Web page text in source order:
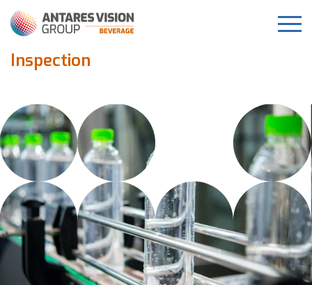
Inspection